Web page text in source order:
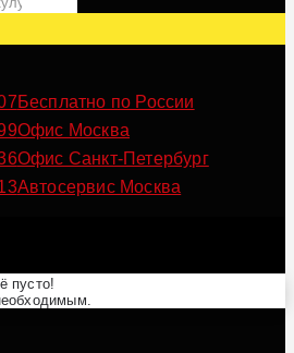
Бесплатно по России
Офис Москва
Офис Санкт-Петербург
Автосервис Москва
пусто!